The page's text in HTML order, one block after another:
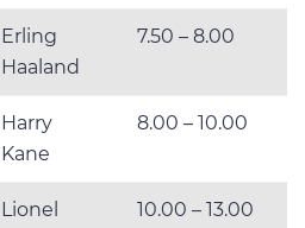
Erling
Haaland
7.50 – 8.00
Harry
Kane
8.00 – 10.00
Lionel
10.00 – 13.00